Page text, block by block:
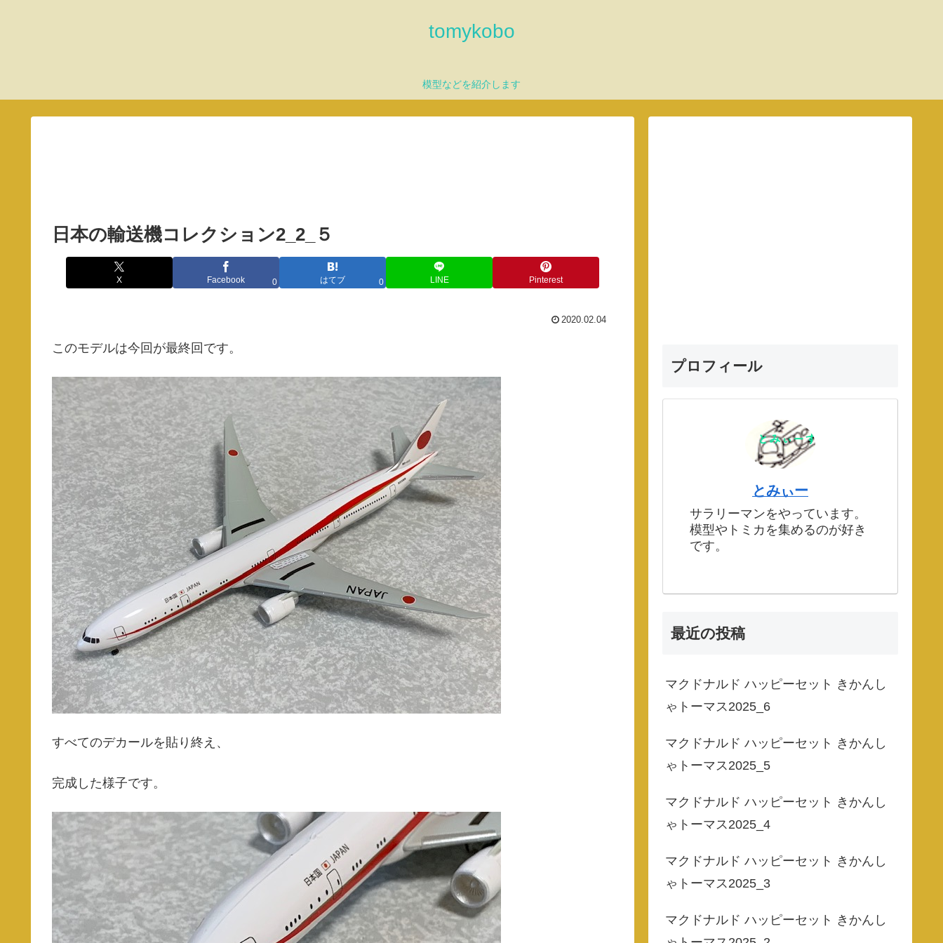
tomykobo
模型などを紹介します
日本の輸送機コレクション2_2_５
X Facebook 0 はてブ 0 LINE Pinterest
2020.02.04
このモデルは今回が最終回です。
すべてのデカールを貼り終え、
完成した様子です。
プロフィール
とみぃー
サラリーマンをやっています。
模型やトミカを集めるのが好き
です。
最近の投稿
マクドナルド ハッピーセット きかんし
ゃトーマス2025_6
マクドナルド ハッピーセット きかんし
ゃトーマス2025_5
マクドナルド ハッピーセット きかんし
ゃトーマス2025_4
マクドナルド ハッピーセット きかんし
ゃトーマス2025_3
マクドナルド ハッピーセット きかんし